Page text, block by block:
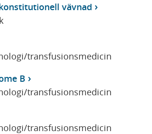
vävnad
transfusionsmedicin
B
transfusionsmedicin
transfusionsmedicin